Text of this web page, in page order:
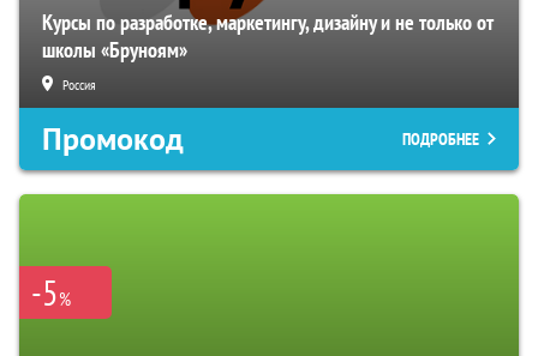
Курсы по разработке, маркетингу, дизайну и не только от
школы «Бруноям»
Россия
Промокод ПОДРОБНЕЕ
-5%